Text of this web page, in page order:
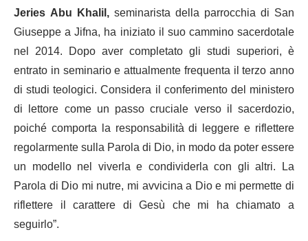
Jeries Abu Khalil, seminarista della parrocchia di San
Giuseppe a Jifna, ha iniziato il suo cammino sacerdotale
nel 2014. Dopo aver completato gli studi superiori, è
entrato in seminario e attualmente frequenta il terzo anno
di studi teologici. Considera il conferimento del ministero
di lettore come un passo cruciale verso il sacerdozio,
poiché comporta la responsabilità di leggere e riflettere
regolarmente sulla Parola di Dio, in modo da poter essere
un modello nel viverla e condividerla con gli altri. La
Parola di Dio mi nutre, mi avvicina a Dio e mi permette di
riflettere il carattere di Gesù che mi ha chiamato a
seguirlo”.